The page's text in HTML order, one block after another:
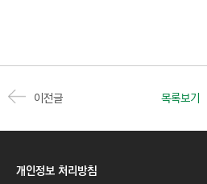
이전글 목록보기
개인정보 처리방침